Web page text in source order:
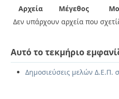
Αρχεία Μέγεθος
Δεν υπάρχουν αρχεία που
Αυτό το τεκμήριο
Δημοσιεύσεις μελών Δ.Ε.Π.